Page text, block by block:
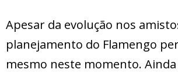
Apesar da evolução nos
planejamento do Flamengo
mesmo neste momento.